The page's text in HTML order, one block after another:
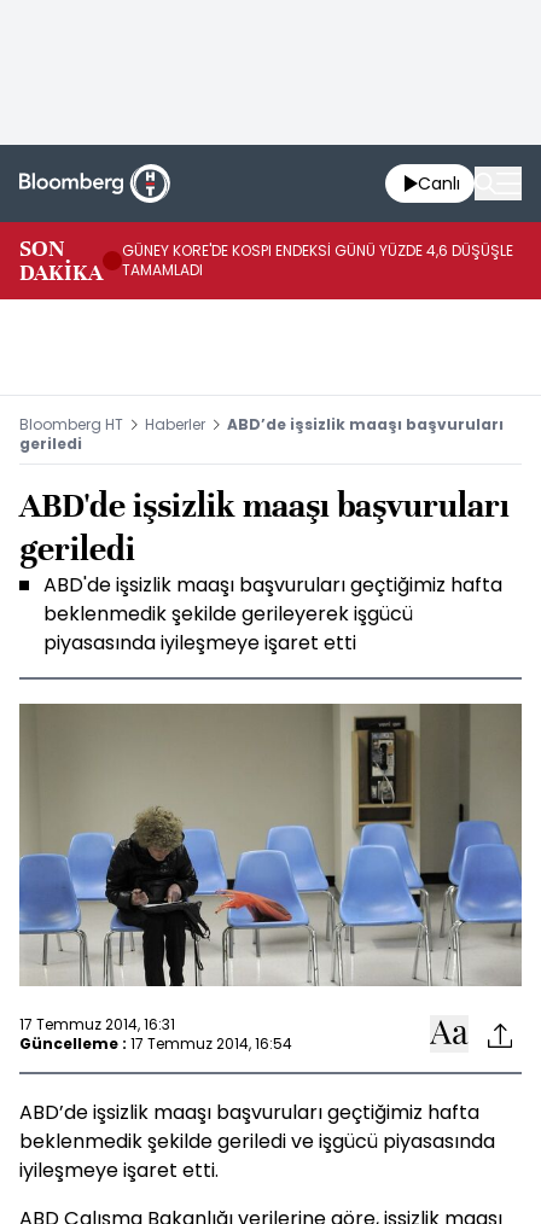
Canlı
SON
DAKİKA
GÜNEY KORE'DE KOSPI ENDEKSİ GÜNÜ YÜZDE 4,6 DÜŞÜŞLE
TAMAMLADI
Bloomberg HT Haberler
ABD’de işsizlik maaşı başvuruları
geriledi
ABD'de işsizlik maaşı başvuruları
geriledi
ABD'de işsizlik maaşı başvuruları geçtiğimiz hafta
beklenmedik şekilde gerileyerek işgücü
piyasasında iyileşmeye işaret etti
17 Temmuz 2014, 16:31
Güncelleme : 17 Temmuz 2014, 16:54
ABD’de işsizlik maaşı başvuruları geçtiğimiz hafta
beklenmedik şekilde geriledi ve işgücü piyasasında
iyileşmeye işaret etti.